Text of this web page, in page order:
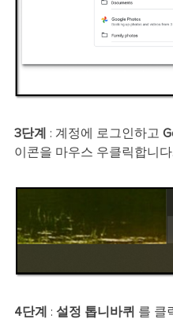
3단계 : 계정에 로그인하고
이콘을 마우스 우클릭합니다.
4단계 : 설정 톱니바퀴 를 클